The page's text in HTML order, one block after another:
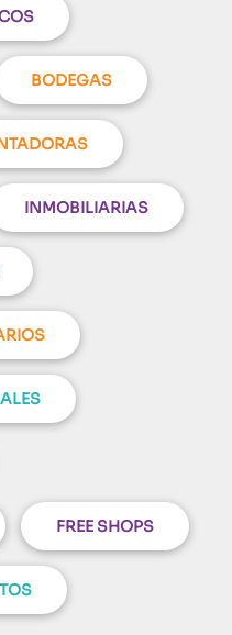
BODEGAS
INMOBILIARIAS
FREE SHOPS